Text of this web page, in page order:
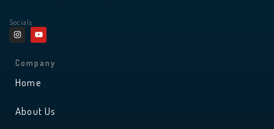
Socials
I
n
s
a
g
r
a
Y
o
u
u
b
Company
Home
About Us